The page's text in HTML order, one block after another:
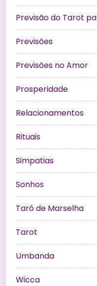
Previsão do Tarot
Previsões
Previsões no Amor
Prosperidade
Relacionamentos
Rituais
Simpatias
Sonhos
Tarô de Marselha
Tarot
Umbanda
Wicca